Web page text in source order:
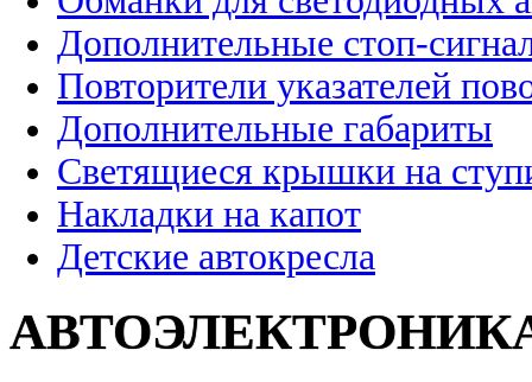
Дополнительные стоп-
Повторители указателей
Дополнительные габариты
Светящиеся крышки на
Накладки на капот
Детские автокресла